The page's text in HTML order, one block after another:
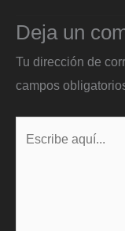
Deja un
Tu dirección de
campos